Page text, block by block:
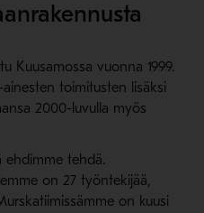
Kuusamossa vuonna 1999.
toimitusten lisäksi
2000-luvulla myös
ehdimme tehdä.
on 27 työntekijää,
on kuusi